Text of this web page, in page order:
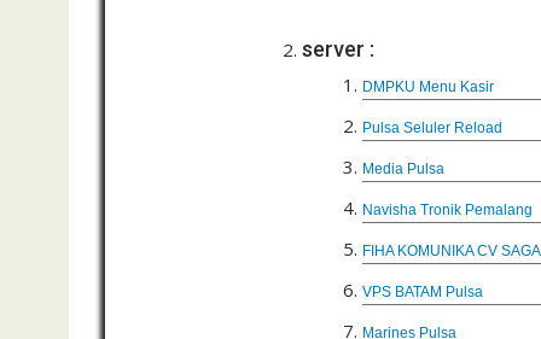
server :
DMPKU Menu Kasir
Pulsa Seluler Reload
Media Pulsa
Navisha Tronik Pemalang
FIHA KOMUNIKA CV
VPS BATAM Pulsa
Marines Pulsa